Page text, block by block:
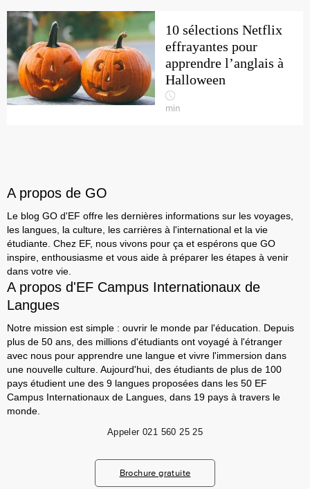
10 sélections Netflix
effrayantes pour
apprendre l’anglais à
Halloween
min
A propos de GO
Le blog GO d'EF offre les dernières informations sur les voyages,
les langues, la culture, les carrières à l'international et la vie
étudiante. Chez EF, nous vivons pour ça et espérons que GO
inspire, enthousiasme et vous aide à préparer les étapes à venir
dans votre vie.
A propos d'EF Campus Internationaux de
Langues
Notre mission est simple : ouvrir le monde par l'éducation. Depuis
plus de 50 ans, des millions d'étudiants ont voyagé à l'étranger
avec nous pour apprendre une langue et vivre l'immersion dans
une nouvelle culture. Aujourd'hui, des étudiants de plus de 100
pays étudient une des 9 langues proposées dans les 50 EF
Campus Internationaux de Langues, dans 19 pays à travers le
monde.
Appeler 021 560 25 25
Brochure gratuite